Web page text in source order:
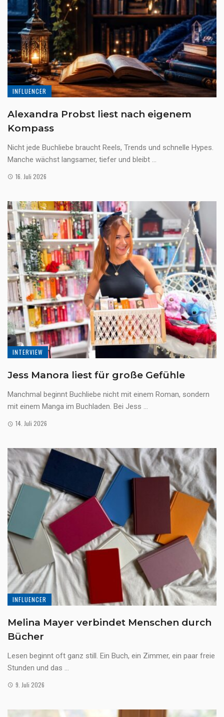
INFLUENCER
Alexandra Probst liest nach eigenem
Kompass
Nicht jede Buchliebe braucht Reels, Trends und schnelle Hypes.
Manche wächst langsamer, tiefer und bleibt ...
16. Juli 2026
INTERVIEW
Jess Manora liest für große Gefühle
Manchmal beginnt Buchliebe nicht mit einem Roman, sondern
mit einem Manga im Buchladen. Bei Jess ...
14. Juli 2026
INFLUENCER
Melina Mayer verbindet Menschen durch
Bücher
Lesen beginnt oft ganz still. Ein Buch, ein Zimmer, ein paar freie
Stunden und das ...
9. Juli 2026